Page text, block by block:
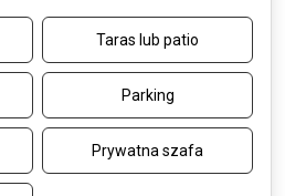
Taras lub patio
Parking
Prywatna szafa